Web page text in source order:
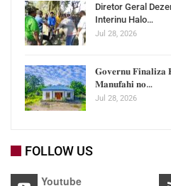
Diretor Geral
Interinu Halo…
Jul 28, 2026
𝐆𝐨𝐯𝐞𝐫𝐧𝐮
𝐌𝐚𝐧𝐮𝐟𝐚𝐡𝐢 𝐧𝐨…
Jul 28, 2026
FOLLOW US
Youtube